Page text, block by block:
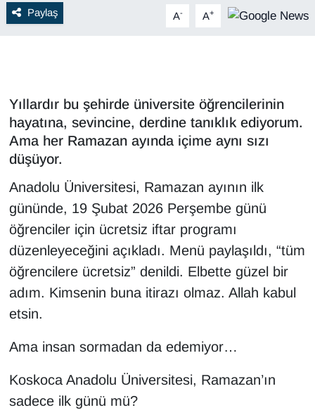
Paylaş A- A+
Yıllardır bu şehirde üniversite öğrencilerinin
hayatına, sevincine, derdine tanıklık ediyorum.
Ama her Ramazan ayında içime aynı sızı
düşüyor.
Anadolu Üniversitesi, Ramazan ayının ilk
gününde, 19 Şubat 2026 Perşembe günü
öğrenciler için ücretsiz iftar programı
düzenleyeceğini açıkladı. Menü paylaşıldı, “tüm
öğrencilere ücretsiz” denildi. Elbette güzel bir
adım. Kimsenin buna itirazı olmaz. Allah kabul
etsin.
Ama insan sormadan da edemiyor…
Koskoca Anadolu Üniversitesi, Ramazan’ın
sadece ilk günü mü?